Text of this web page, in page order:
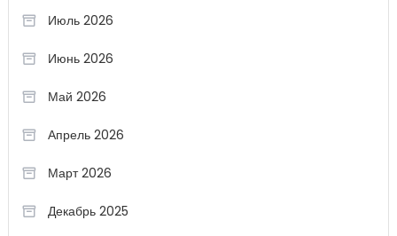
Июль 2026
Июнь 2026
Май 2026
Апрель 2026
Март 2026
Декабрь 2025